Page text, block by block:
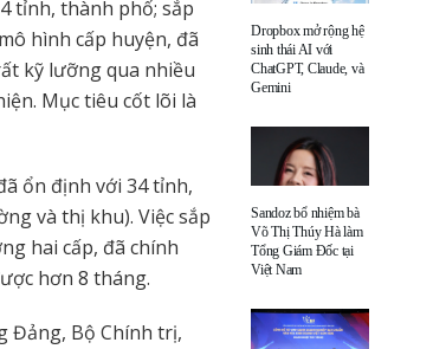
tỉnh, thành phố; sắp
hình cấp huyện, đã
kỹ lưỡng qua nhiều
Mục tiêu cốt lõi là
ổn định với 34 tỉnh,
và thị khu). Việc sắp
hai cấp, đã chính
hơn 8 tháng.
Đảng, Bộ Chính trị,
Dropbox mở rộng hệ
sinh thái AI với
ChatGPT, Claude, và
Gemini
Sandoz bổ nhiệm bà
Võ Thị Thúy Hà làm
Tổng Giám Đốc tại
Việt Nam